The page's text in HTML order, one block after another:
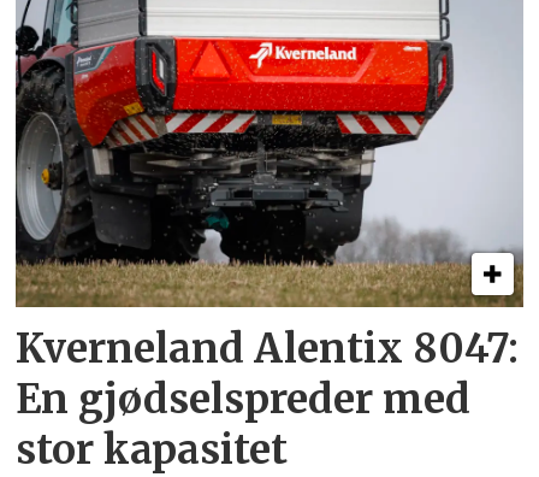
Kverneland Alentix 8047:
En gjødsel­spreder med
stor kapasitet